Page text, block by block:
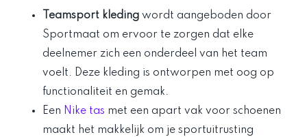
Teamsport kleding wordt aangeboden door
Sportmaat om ervoor te zorgen dat elke
deelnemer zich een onderdeel van het team
voelt. Deze kleding is ontworpen met oog op
functionaliteit en gemak.
Een Nike tas met een apart vak voor schoenen
maakt het makkelijk om je sportuitrusting